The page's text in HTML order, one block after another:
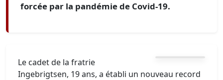
forcée par la pandémie de Covid-19.
Le cadet de la fratrie
Ingebrigtsen, 19 ans, a établi un nouveau record